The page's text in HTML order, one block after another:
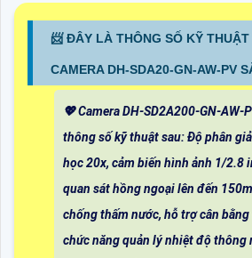
📨 ĐÂY LÀ THÔNG SỐ KỸ
CAMERA DH-SDA20-GN-AW-PV
💖 Camera DH-SD2A200-GN-AW-
thông số kỹ thuật sau: Độ phân
học 20x, cảm biến hình ảnh 1/2.8
quan sát hồng ngoại lên đến
chống thấm nước, hỗ trợ cân bằng
chức năng quản lý nhiệt độ thông